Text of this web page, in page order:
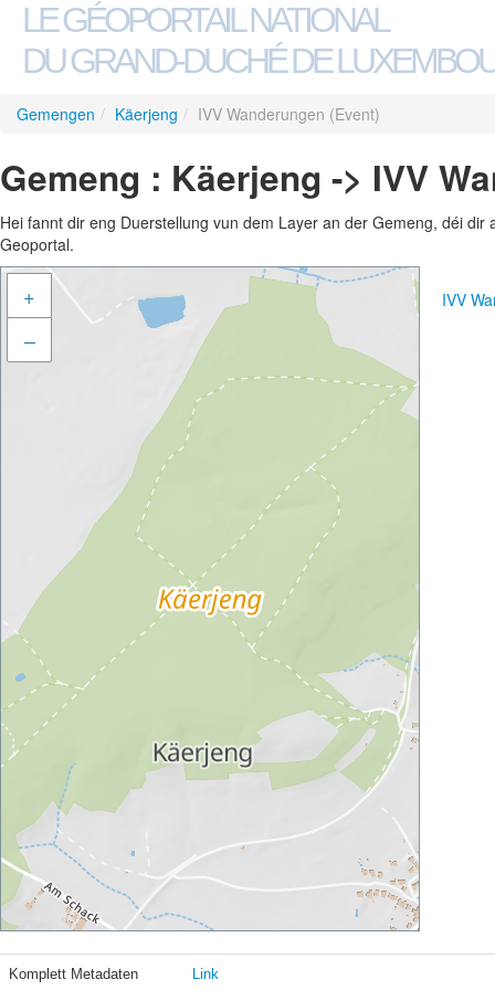
LE GÉOPORTAIL NATIONAL
DU GRAND-DUCHÉ DE
Gemengen / Käerjeng / IVV Wanderungen (Event)
Gemeng : Käerjeng -> IVV
Hei fannt dir eng Duerstellung vun dem Layer an der Gemeng, déi
Geoportal.
+
–
IVV
Komplett Metadaten Link